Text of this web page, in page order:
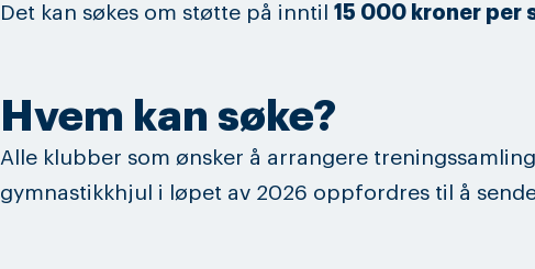
Det kan søkes om støtte på inntil 15 000 kroner per
Hvem kan søke?
Alle klubber som ønsker å arrangere
gymnastikkhjul i løpet av 2026 oppfordres til å